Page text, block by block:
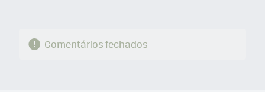
Comentários fechados